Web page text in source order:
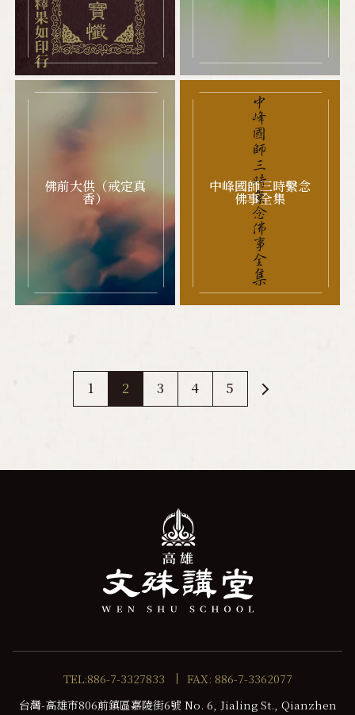
佛前大供（戒定真
香）
中峰國師三時繫念
佛事全集
1 2 3 4 5
TEL:886-7-3327833
FAX: 886-7-3362077
台灣-高雄市806前鎮區嘉陵街6號 No. 6, Jialing St., Qianzhen